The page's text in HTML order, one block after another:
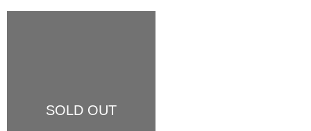
SOLD OUT